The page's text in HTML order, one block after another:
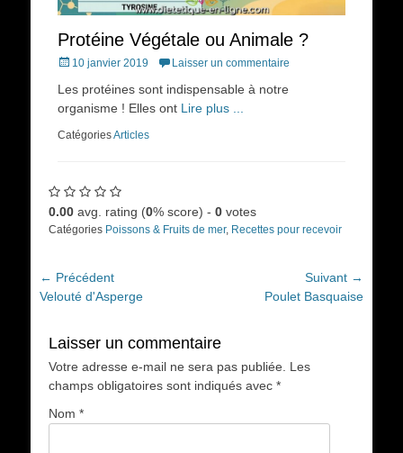
Protéine Végétale ou Animale ?
Posted
10 janvier 2019 Laisser un commentaire
Les protéines sont indispensable à notre
organisme ! Elles ont Lire plus ...
CatégoriesArticles
0.00 avg. rating (0% score) - 0 votes
Catégories Poissons & Fruits de mer, Recettes pour recevoir
Navigation
de
← Précédent
Article
Velouté d'Asperge
Suivant →
Poulet Basquaise
Laisser un commentaire
Votre adresse e-mail ne sera pas publiée.
Les
champs obligatoires sont indiqués avec *
Nom *